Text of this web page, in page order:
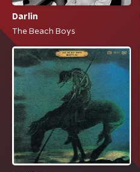
Darlin
The Beach Boys